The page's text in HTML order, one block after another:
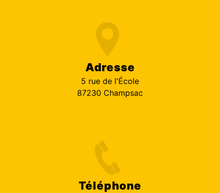
Adresse
5 rue de l'École
87230 Champsac
Téléphone